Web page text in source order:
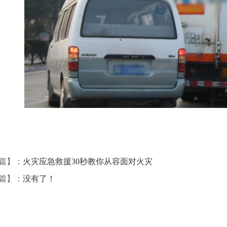
】： 火灾应急救援30秒教你从容面对火灾
】： 没有了！